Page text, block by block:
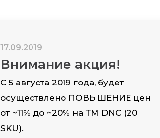
17.09.2019
Внимание акция!
C 5 августа 2019 года, будет
осуществлено ПОВЫШЕНИЕ цен
от ~11% до ~20% на ТМ DNC (20
SKU).